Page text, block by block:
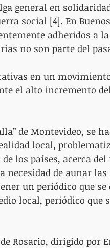
general en
social [4]. En
adheridos a la
no son parte del
en un
el alto incremento
de Montevideo, se
local,
los países, acerca del
de aunar las
un periódico que se
local, periódico que
Rosario, dirigido por